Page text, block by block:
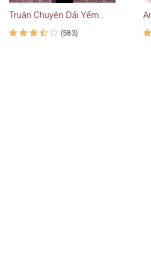
Truân Chuyên Dải Yếm Đào
(583)